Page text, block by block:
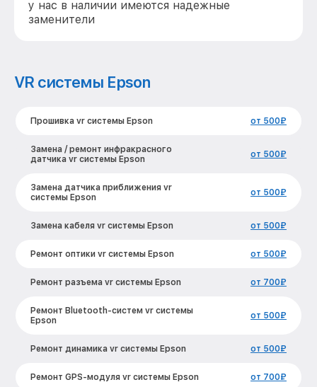
у нас в наличии имеются надежные
заменители
VR системы Epson
Прошивка vr системы Epson от 500₽
Замена / ремонт инфракрасного
датчика vr системы Epson
от 500₽
Замена датчика приближения vr
системы Epson
от 500₽
Замена кабеля vr системы Epson от 500₽
Ремонт оптики vr системы Epson от 500₽
Ремонт разъема vr системы Epson от 700₽
Ремонт Bluetooth-систем vr системы
Epson
от 500₽
Ремонт динамика vr системы Epson от 500₽
Ремонт GPS-модуля vr системы Epson от 700₽